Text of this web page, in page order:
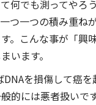
何でも測ってやろ
つ一つの積み重ね
。こんな事が「興
います。
DNAを損傷して癌
的には悪者扱いで